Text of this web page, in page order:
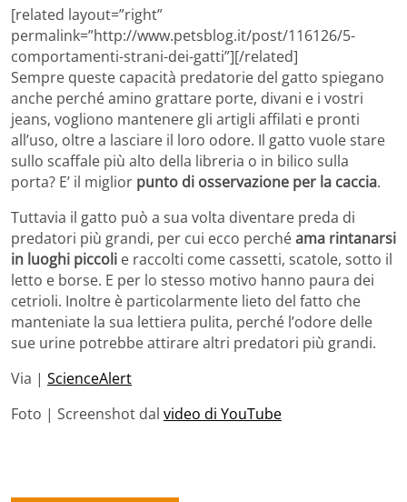
[related layout=”right”
permalink=”http://www.petsblog.it/post/116126/5-
comportamenti-strani-dei-gatti”][/related]
Sempre queste capacità predatorie del gatto spiegano
anche perché amino grattare porte, divani e i vostri
jeans, vogliono mantenere gli artigli affilati e pronti
all’uso, oltre a lasciare il loro odore. Il gatto vuole stare
sullo scaffale più alto della libreria o in bilico sulla
porta? E’ il miglior punto di osservazione per la caccia.
Tuttavia il gatto può a sua volta diventare preda di
predatori più grandi, per cui ecco perchéama rintanarsi
in luoghi piccoli e raccolti come cassetti, scatole, sotto il
letto e borse. E per lo stesso motivo hanno paura dei
cetrioli. Inoltre è particolarmente lieto del fatto che
manteniate la sua lettiera pulita, perché l’odore delle
sue urine potrebbe attirare altri predatori più grandi.
Via | ScienceAlert
Foto | Screenshot dal video di YouTube